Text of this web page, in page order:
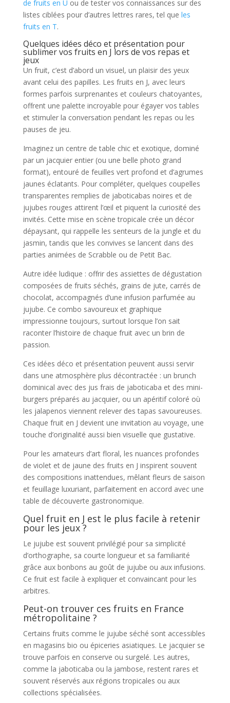
de fruits en U ou de tester vos connaissances sur des
listes ciblées pour d’autres lettres rares, tel que les
fruits en T.
Quelques idées déco et présentation pour
sublimer vos fruits en J lors de vos repas et
jeux
Un fruit, c’est d’abord un visuel, un plaisir des yeux
avant celui des papilles. Les fruits en J, avec leurs
formes parfois surprenantes et couleurs chatoyantes,
offrent une palette incroyable pour égayer vos tables
et stimuler la conversation pendant les repas ou les
pauses de jeu.
Imaginez un centre de table chic et exotique, dominé
par un jacquier entier (ou une belle photo grand
format), entouré de feuilles vert profond et d’agrumes
jaunes éclatants. Pour compléter, quelques coupelles
transparentes remplies de jaboticabas noires et de
jujubes rouges attirent l’œil et piquent la curiosité des
invités. Cette mise en scène tropicale crée un décor
dépaysant, qui rappelle les senteurs de la jungle et du
jasmin, tandis que les convives se lancent dans des
parties animées de Scrabble ou de Petit Bac.
Autre idée ludique : offrir des assiettes de dégustation
composées de fruits séchés, grains de jute, carrés de
chocolat, accompagnés d’une infusion parfumée au
jujube. Ce combo savoureux et graphique
impressionne toujours, surtout lorsque l’on sait
raconter l’histoire de chaque fruit avec un brin de
passion.
Ces idées déco et présentation peuvent aussi servir
dans une atmosphère plus décontractée : un brunch
dominical avec des jus frais de jaboticaba et des mini-
burgers préparés au jacquier, ou un apéritif coloré où
les jalapenos viennent relever des tapas savoureuses.
Chaque fruit en J devient une invitation au voyage, une
touche d’originalité aussi bien visuelle que gustative.
Pour les amateurs d’art floral, les nuances profondes
de violet et de jaune des fruits en J inspirent souvent
des compositions inattendues, mêlant fleurs de saison
et feuillage luxuriant, parfaitement en accord avec une
table de découverte gastronomique.
Quel fruit en J est le plus facile à retenir
pour les jeux ?
Le jujube est souvent privilégié pour sa simplicité
d’orthographe, sa courte longueur et sa familiarité
grâce aux bonbons au goût de jujube ou aux infusions.
Ce fruit est facile à expliquer et convaincant pour les
arbitres.
Peut-on trouver ces fruits en France
métropolitaine ?
Certains fruits comme le jujube séché sont accessibles
en magasins bio ou épiceries asiatiques. Le jacquier se
trouve parfois en conserve ou surgelé. Les autres,
comme la jaboticaba ou la jambose, restent rares et
souvent réservés aux régions tropicales ou aux
collections spécialisées.